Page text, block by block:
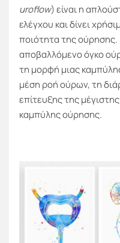
uroflow) είναι η
ελέγχου και δίνει
ποιότητα της ούρησης.
αποβαλλόμενο όγκο
τη μορφή μιας
μέση ροή ούρων, τη
επίτευξης της
καμπύλης ούρησης.